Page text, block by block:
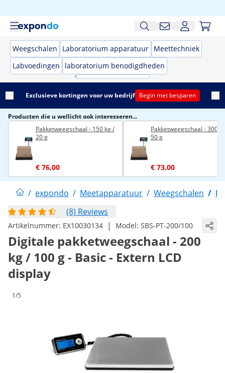
Weegschalen Laboratorium apparatuur Meettechniek
Labvoedingen
laboratorium benodigdheden
Exclusieve kortingen voor uw bedrijf Begin met besparen
Producten die u wellicht ook interesseren...
Pakketweegschaal - 150 kg /
20 g
€ 76,00
Pakketweegschaal - 300
50 g
€ 73,00
/ expondo / Meetapparatuur / Weegschalen /
(8) Reviews
Artikelnummer: EX10030134 | Model: SBS-PT-200/100
Digitale pakketweegschaal - 200
kg / 100 g - Basic - Extern LCD
display
1/5